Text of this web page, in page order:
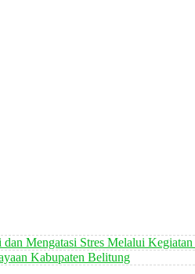
Mengatasi Stres Melalui
Kabupaten Belitung